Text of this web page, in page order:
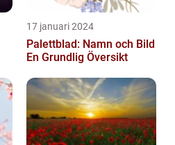
17 januari 2024
Palettblad: Namn och Bild
En Grundlig Översikt